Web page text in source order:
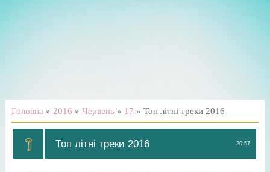
Головна » 2016 » Червень » 17 » Топ літні треки 2016
20:57
Топ літні треки 2016